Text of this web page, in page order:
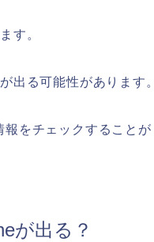
す。
出る可能性があります。
をチェックすることが
が出る？